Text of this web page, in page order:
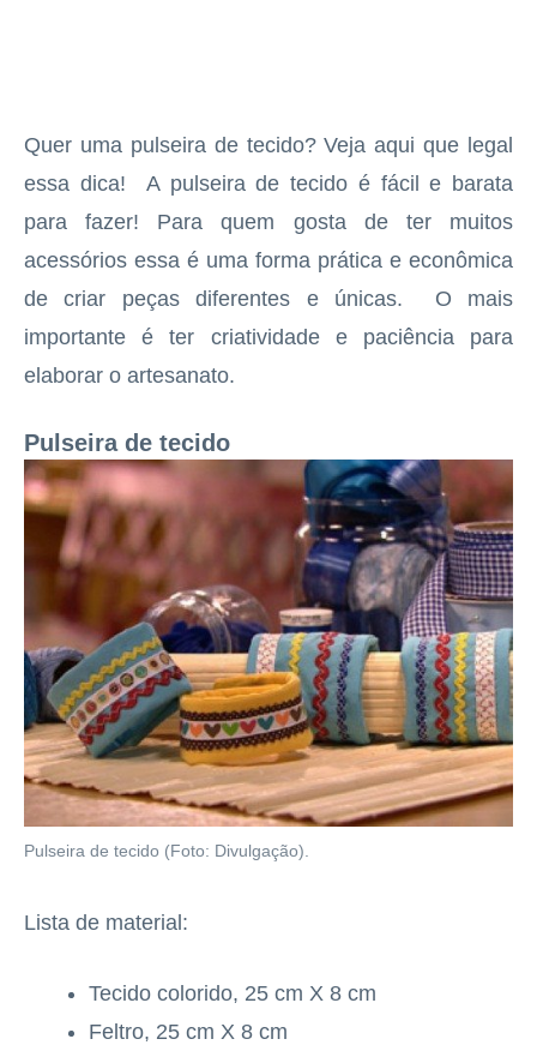
Quer uma pulseira de tecido? Veja aqui que legal
essa dica! A pulseira de tecido é fácil e barata
para fazer! Para quem gosta de ter muitos
acessórios essa é uma forma prática e econômica
de criar peças diferentes e únicas. O mais
importante é ter criatividade e paciência para
elaborar o artesanato.
Pulseira de tecido
Pulseira de tecido (Foto: Divulgação).
Lista de material:
Tecido colorido, 25 cm X 8 cm
Feltro, 25 cm X 8 cm